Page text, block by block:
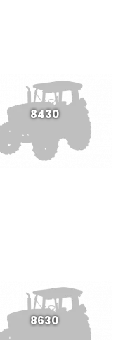
8430
8630